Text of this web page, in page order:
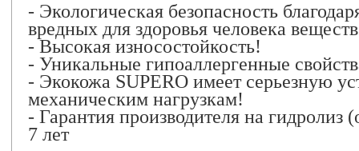
- Экологическая безопасность
вредных для здоровья человека
- Высокая износостойкость!
- Уникальные гипоаллергенные
- Экокожа SUPERO имеет серьезную
механическим нагрузкам!
- Гарантия производителя на гидролиз
7 лет